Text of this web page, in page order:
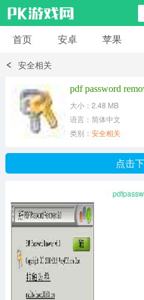
安卓应用
模拟经营
首页 安卓 苹果
安全相关
大小：2.48 MB
语言：简体中文
类别： 安全相关
点击